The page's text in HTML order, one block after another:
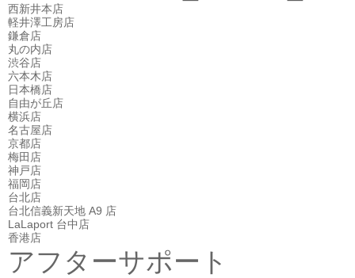
西新井本店
軽井澤工房店
鎌倉店
丸の内店
渋谷店
六本木店
日本橋店
自由が丘店
横浜店
名古屋店
京都店
梅田店
神戸店
福岡店
台北店
台北信義新天地 A9 店
LaLaport 台中店
香港店
アフターサポート